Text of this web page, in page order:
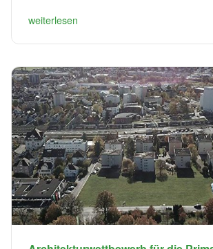
weiterlesen